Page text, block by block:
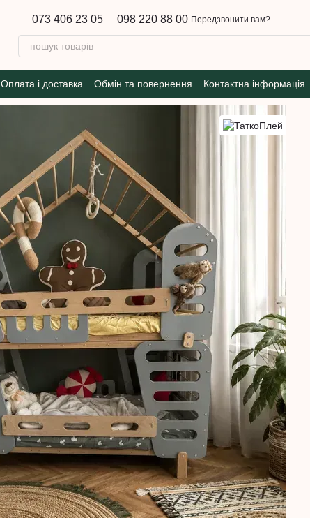
073 406 23 05 098 220 88 00 Передзвонити вам?
Оплата і доставка Обмін та повернення Контактна інформація